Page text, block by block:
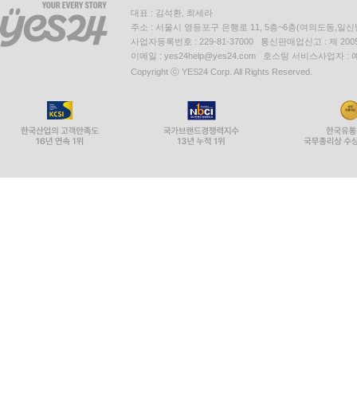
대표 : 김석환, 최세라
주소 : 서울시 영등포구 은행로 11, 5층~6층(여의도동,일신
사업자등록번호 : 229-81-37000 통신판매업신고 : 제
이메일 : yes24help@yes24.com 호스팅 서비스사업자 :
Copyright ⓒ YES24 Corp. All Rights Reserved.